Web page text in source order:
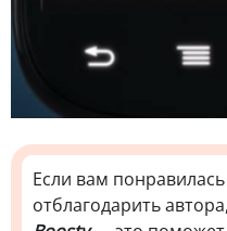
Если вам
отблагодарить